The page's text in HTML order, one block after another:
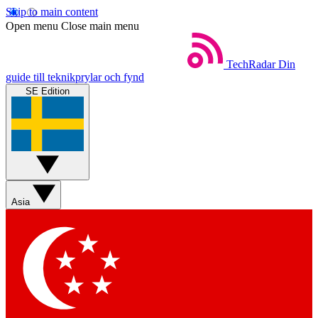
Skip to main content
Open menu Close main menu
TechRadar Din
guide till teknikprylar och fynd
SE Edition
Asia